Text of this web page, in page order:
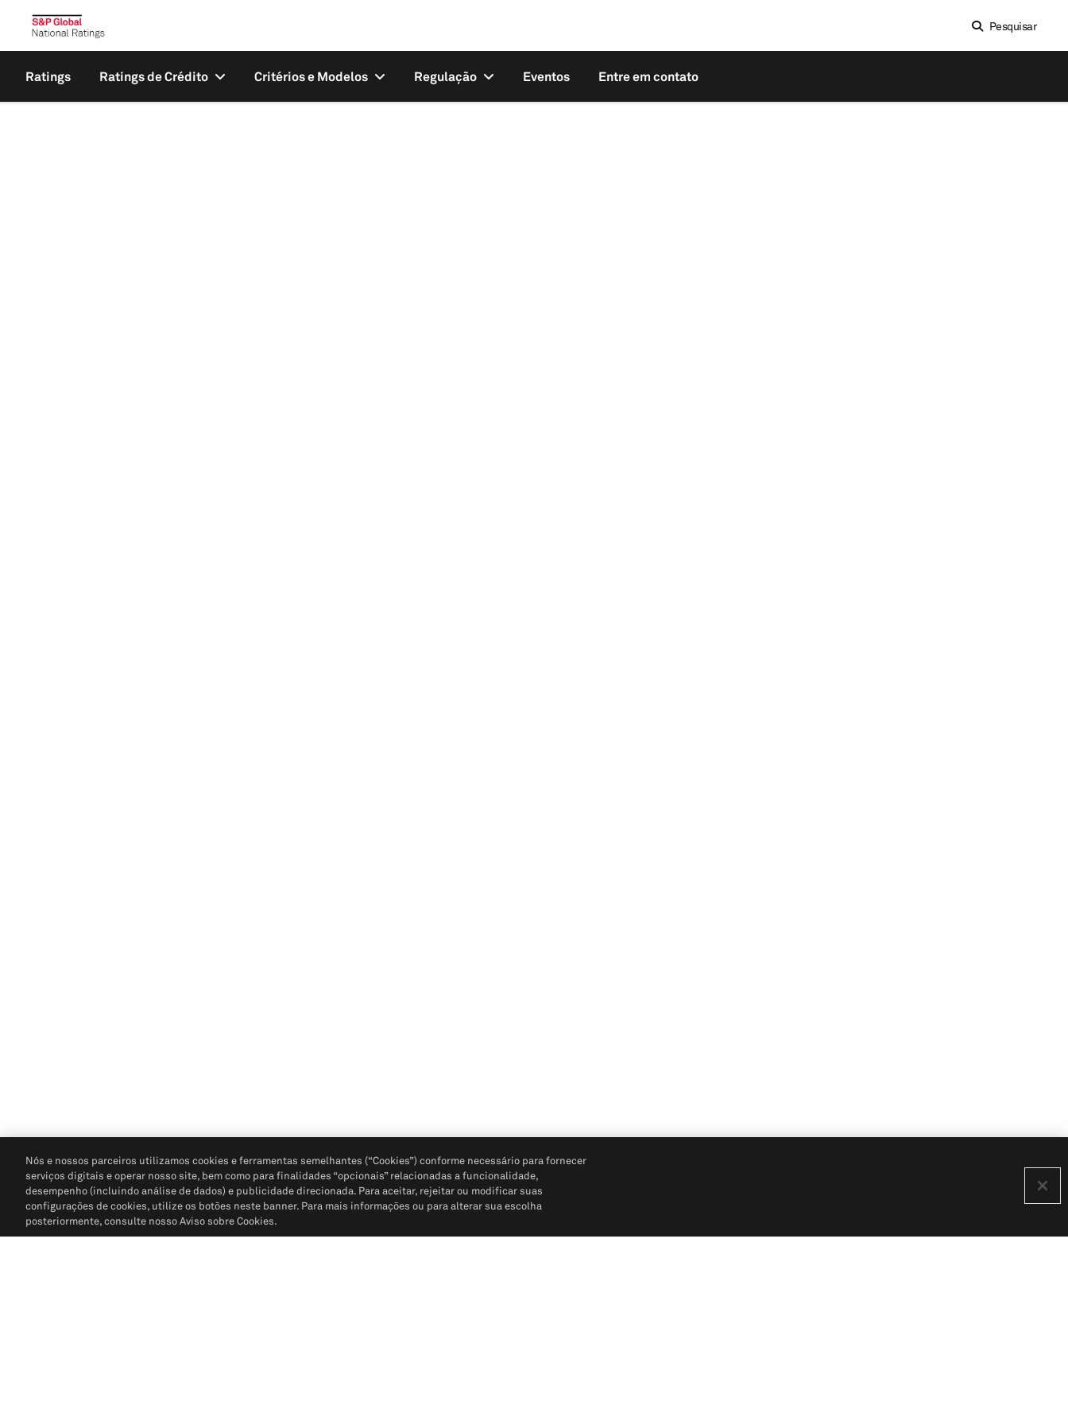
Pesquisar
Ratings Ratings de Crédito Critérios e Modelos Regulação Eventos Entre em contato
Nós e nossos parceiros utilizamos cookies e ferramentas semelhantes (“Cookies”) conforme necessário para fornecer
serviços digitais e operar nosso site, bem como para finalidades “opcionais” relacionadas a funcionalidade,
desempenho (incluindo análise de dados) e publicidade direcionada. Para aceitar, rejeitar ou modificar suas
configurações de cookies, utilize os botões neste banner. Para mais informações ou para alterar sua escolha
posteriormente, consulte nosso Aviso sobre Cookies.